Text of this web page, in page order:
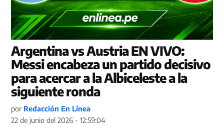
Argentina vs Austria EN VIVO:
Messi encabeza un partido decisivo
para acercar a la Albiceleste a la
siguiente ronda
por Redacción En Línea
22 de junio del 2026 - 12:59:04